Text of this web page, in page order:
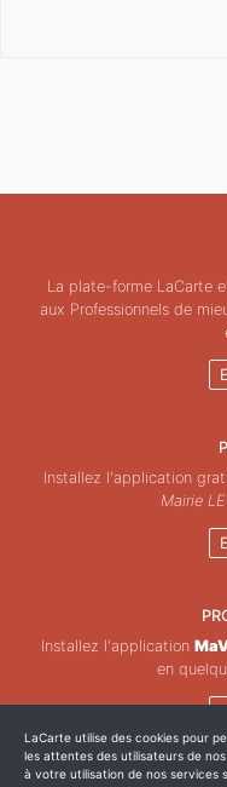
La plate-forme LaCarte
aux Professionnels de
Installez l'application
Mairie
Installez l'application
en
Copyright ©
LaCarte utilise des cookies pour
les attentes des utilisateurs de
à votre utilisation de nos services